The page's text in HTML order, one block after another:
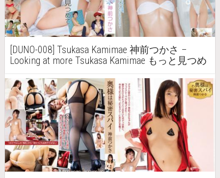
[DUNO-008] Tsukasa Kamimae 神前つかさ –
Looking at more Tsukasa Kamimae もっと見つめ